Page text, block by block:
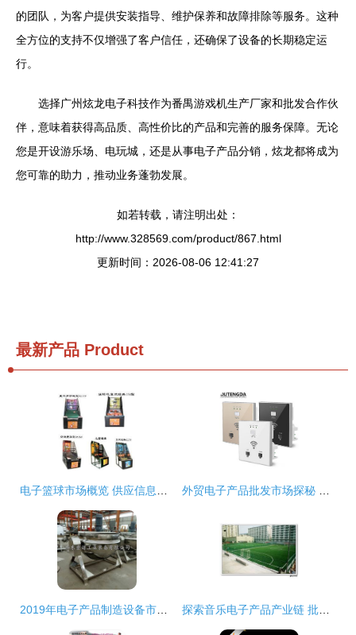
的团队，为客户提供安装指导、维护保养和故障排除等服务。这种
全方位的支持不仅增强了客户信任，还确保了设备的长期稳定运
行。
选择广州炫龙电子科技作为番禺游戏机生产厂家和批发合作伙
伴，意味着获得高品质、高性价比的产品和完善的服务保障。无论
您是开设游乐场、电玩城，还是从事电子产品分销，炫龙都将成为
您可靠的助力，推动业务蓬勃发展。
如若转载，请注明出处：
http://www.328569.com/product/867.html
更新时间：2026-08-06 12:41:27
最新产品 Product